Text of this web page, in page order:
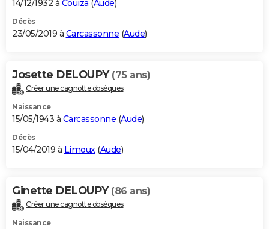
14/12/1932 à Couiza (Aude)
Décès
23/05/2019 à Carcassonne (Aude)
Josette DELOUPY (75 ans)
Créer une cagnotte obsèques
Naissance
15/05/1943 à Carcassonne (Aude)
Décès
15/04/2019 à Limoux(Aude)
Ginette DELOUPY (86 ans)
Créer une cagnotte obsèques
Naissance